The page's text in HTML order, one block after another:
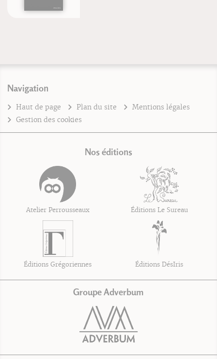
Navigation
Haut de page Plan du site
Mentions légales
Gestion des cookies
Nos éditions
Atelier Perrousseaux Éditions Le Sureau
Éditions Grégoriennes Éditions DésIris
Groupe Adverbum